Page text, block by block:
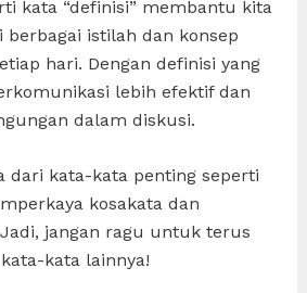
kata “definisi” membantu kita
istilah dan konsep
hari. Dengan definisi yang
lebih efektif dan
dalam diskusi.
dari kata-kata penting seperti
kosakata dan
jangan ragu untuk terus
kata lainnya!